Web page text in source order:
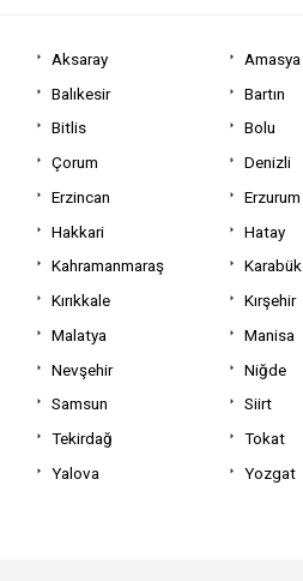
Aksaray
Amasya
Balıkesir
Bartın
Bitlis
Bolu
Çorum
Denizli
Erzincan
Erzurum
Hakkari
Hatay
Kahramanmaraş
Karabük
Kırıkkale
Kırşehir
Malatya
Manisa
Nevşehir
Niğde
Samsun
Siirt
Tekirdağ
Tokat
Yalova
Yozgat